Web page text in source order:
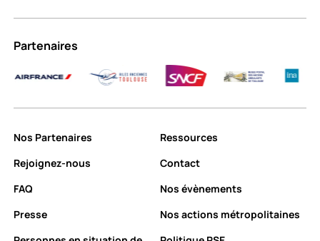
Partenaires
Exploité
Nos Partenaires
Ressources
Rejoignez-nous
Contact
FAQ
Nos évènements
Presse
Nos actions métropolitaines